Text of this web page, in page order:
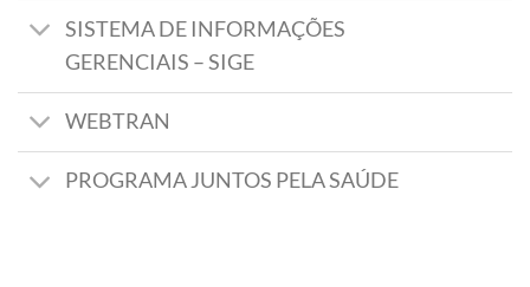
SISTEMA DE INFORMAÇÕES
GERENCIAIS – SIGE
WEBTRAN
PROGRAMA JUNTOS PELA SAÚDE